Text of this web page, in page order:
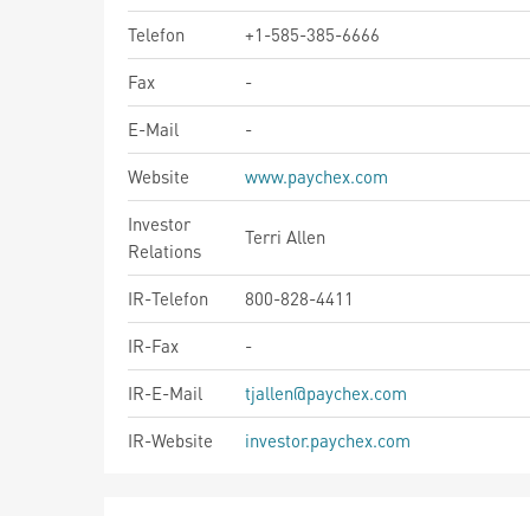
Telefon
+1-585-385-6666
Fax
-
E-Mail
-
Website
www.paychex.com
Investor
Relations
Terri Allen
IR-Telefon
800-828-4411
IR-Fax
-
IR-E-Mail
tjallen@paychex.com
IR-Website
investor.paychex.com